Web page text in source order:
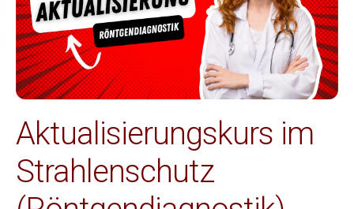
Aktualisierungskurs im
Strahlenschutz